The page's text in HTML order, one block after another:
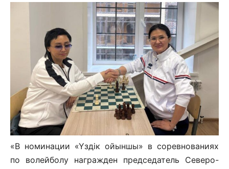
«В номинации «Үздік ойыншы» в соревнованиях
по волейболу награжден председатель Северо-